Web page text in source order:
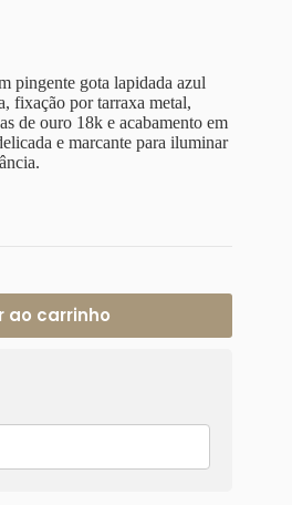
pingente gota lapidada azul
fixação por tarraxa metal,
de ouro 18k e acabamento em
e marcante para iluminar
ao carrinho